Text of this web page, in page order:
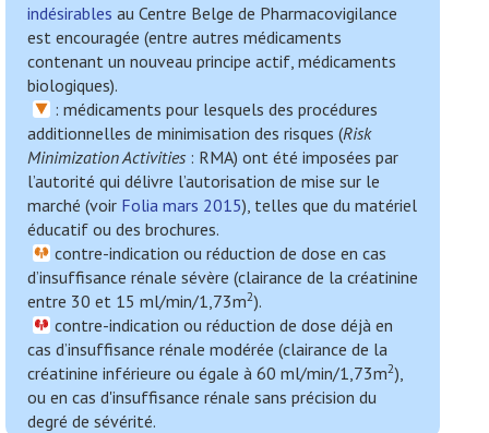
indésirables au Centre Belge de Pharmacovigilance
est encouragée (entre autres médicaments
contenant un nouveau principe actif, médicaments
biologiques).
: médicaments pour lesquels des procédures
additionnelles de minimisation des risques (Risk
Minimization Activities : RMA) ont été imposées par
l’autorité qui délivre l’autorisation de mise sur le
marché (voir Folia mars 2015), telles que du matériel
éducatif ou des brochures.
contre-indication ou réduction de dose en cas
d’insuffisance rénale sévère (clairance de la créatinine
entre 30 et 15 ml/min/1,73m2).
contre-indication ou réduction de dose déjà en
cas d’insuffisance rénale modérée (clairance de la
créatinine inférieure ou égale à 60 ml/min/1,73m2),
ou en cas d'insuffisance rénale sans précision du
degré de sévérité.